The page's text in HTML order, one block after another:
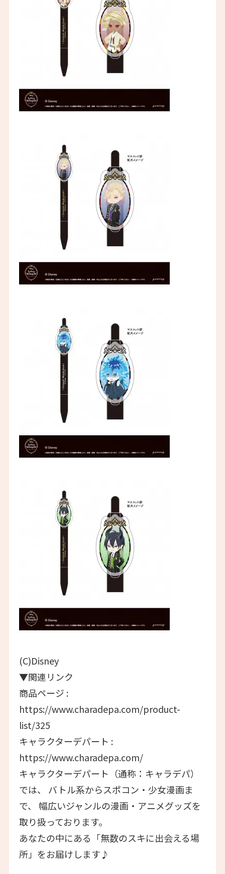
(C)Disney
▼関連リンク
商品ページ :
https://www.charadepa.com/product-
list/325
キャラクターデパート :
https://www.charadepa.com/
キャラクターデパート（通称：キャラデパ）
では、 バトル系からスポコン・少女漫画ま
で、 幅広いジャンルの漫画・アニメグッズを
取り扱っております。
あなたの中にある「無数のスキに出会える場
所」をお届けします♪